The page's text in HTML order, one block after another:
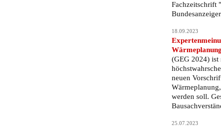
Fachzeitschrift
18.09.2023
(GEG 2024) ist
neuen
werden soll.
25.07.2023